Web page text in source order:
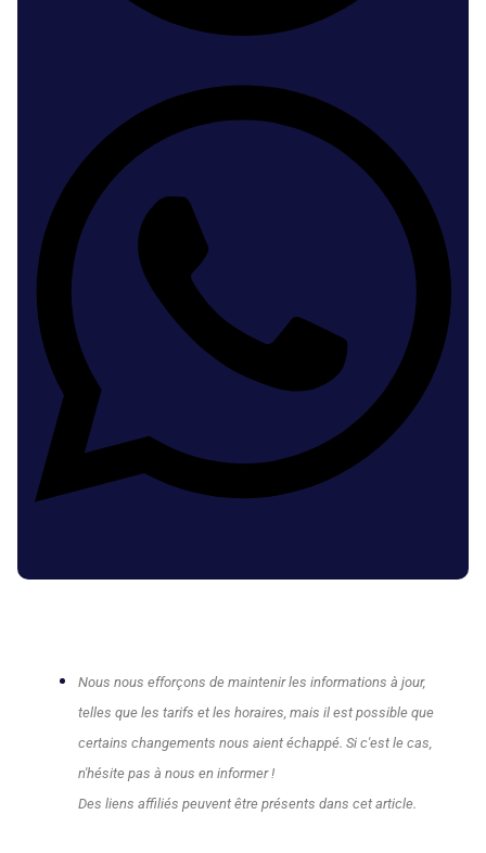
Nous nous efforçons de maintenir les informations à jour,
telles que les tarifs et les horaires, mais il est possible que
certains changements nous aient échappé. Si c'est le cas,
n'hésite pas à nous en informer !
Des liens affiliés peuvent être présents dans cet article.